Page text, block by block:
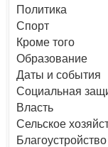
Политика
Спорт
Кроме того
Образование
Даты и события
Социальная
Власть
Сельское
Благоустройство